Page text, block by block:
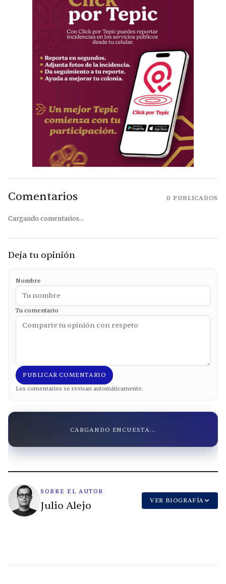
Comentarios 0 PUBLICADOS
Cargando comentarios...
Deja tu opinión
Nombre
Tu comentario
PUBLICAR COMENTARIO
Los comentarios se revisan automáticamente.
CARGANDO ENCUESTA...
SOBRE EL AUTOR
Julio Alejo VER BIOGRAFÍA